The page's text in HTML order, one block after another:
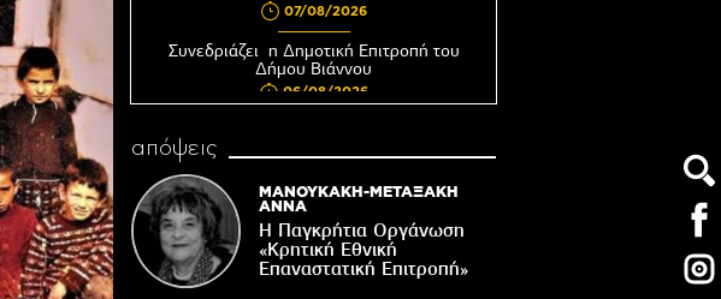
07/08/2026
Συνεδριάζει η Δημοτική Επιτροπή του
Δήμου Βιάννου
06/08/2026
Βιάννου-Τόπος πίστης, μνήμης και
06/08/2026
Ωράριο λειτουργίας του Γραφείου
Δακοκτονίας
06/08/2026
απόψεις
ΜΑΝΟΥΚΑΚΗ-ΜΕΤΑΞΑΚΗ
ΑΝΝΑ
Η Παγκρήτια Οργάνωση
«Κρητική Εθνική
Επαναστατική Eπιτροπή»